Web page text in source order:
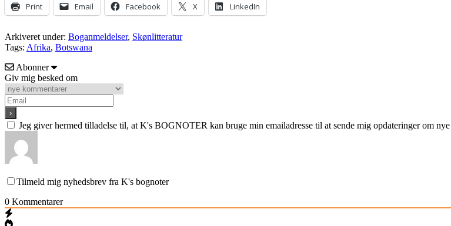
Print Email Facebook X LinkedIn
Arkiveret under: Boganmeldelser, Skønlitteratur
Tags: Afrika, Botswana
Abonner
Giv mig besked om
Jeg giver hermed tilladelse til, at K's BOGNOTER kan bruge min emailadresse til at sende mig opdateringer om
Tilmeld mig nyhedsbrev fra K's bognoter
0 Kommentarer